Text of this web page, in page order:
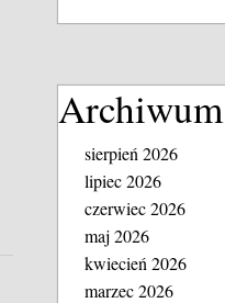
Archiwum
sierpień 2026
lipiec 2026
czerwiec 2026
maj 2026
kwiecień 2026
marzec 2026